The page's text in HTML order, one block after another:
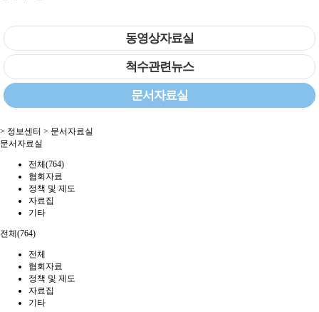
동영상자료실
척수관련뉴스
문서자료실
> 정보센터 > 문서자료실
문서자료실
전체(764)
협회자료
정책 및 제도
자료집
기타
전체(764)
전체
협회자료
정책 및 제도
자료집
기타